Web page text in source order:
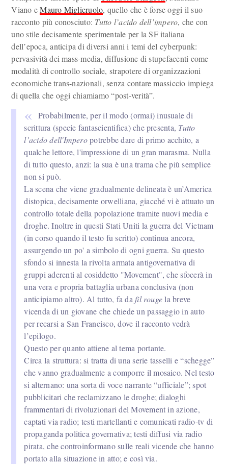
Viano eMauro Miglieruolo, quello che è forse oggi il suo
racconto più conosciuto: Tutto l’acido dell’impero, che con
uno stile decisamente sperimentale per la SF italiana
dell’epoca, anticipa di diversi anni i temi del cyberpunk:
pervasività dei mass-media, diffusione di stupefacenti come
modalità di controllo sociale, strapotere di organizzazioni
economiche trans-nazionali, senza contare massiccio impiega
di quella che oggi chiamiamo “post-verità”.
Probabilmente, per il modo (ormai) inusuale di
scrittura (specie fantascientifica) che presenta, Tutto
l’acido dell'Imperopotrebbe dare di primo acchito, a
qualche lettore, l'impressione di un gran marasma. Nulla
di tutto questo, anzi: la sua è una trama che più semplice
non si può.
La scena che viene gradualmente delineata è un’America
distopica, decisamente orwelliana, giacché vi è attuato un
controllo totale della popolazione tramite nuovi media e
droghe. Inoltre in questi Stati Uniti la guerra del Vietnam
(in corso quando il testo fu scritto) continua ancora,
assurgendo un po' a simbolo di ogni guerra. Su questo
sfondo si innesta la rivolta armata antigovernativa di
gruppi aderenti al cosiddetto "Movement", che sfocerà in
una vera e propria battaglia urbana conclusiva (non
anticipiamo altro). Al tutto, fa dafil rougela breve
vicenda di un giovane che chiede un passaggio in auto
per recarsi a San Francisco, dove il racconto vedrà
l’epilogo.
Questo per quanto attiene al tema portante.
Circa la struttura: si tratta di una serie tasselli e “schegge”
che vanno gradualmente a comporre il mosaico. Nel testo
si alternano: una sorta di voce narrante “ufficiale”; spot
pubblicitari che reclamizzano le droghe; dialoghi
frammentari di rivoluzionari del Movement in azione,
captati via radio; testi martellanti e comunicati radio-tv di
propaganda politica governativa; testi diffusi via radio
pirata, che controinformano sulle reali vicende che hanno
portato alla situazione in atto; e così via.